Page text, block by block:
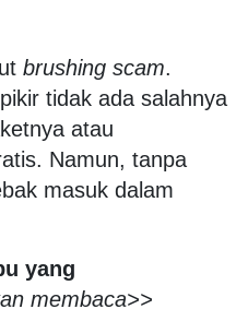
brushing scam.
tidak ada salahnya
atau
Namun, tanpa
masuk dalam
yang
membaca>>